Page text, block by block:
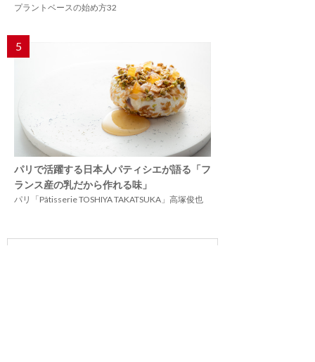
プラントベースの始め方32
5
パリで活躍する日本人パティシエが語る「フ
ランス産の乳だから作れる味」
パリ「Pâtisserie TOSHIYA TAKATSUKA」高塚俊也